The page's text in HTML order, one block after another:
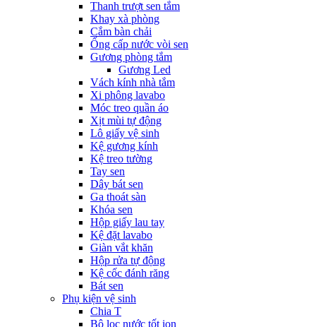
Thanh trượt sen tắm
Khay xà phòng
Cắm bàn chải
Ống cấp nước vòi sen
Gương phòng tắm
Gương Led
Vách kính nhà tắm
Xi phông lavabo
Móc treo quần áo
Xịt mùi tự động
Lô giấy vệ sinh
Kệ gương kính
Kệ treo tường
Tay sen
Dây bát sen
Ga thoát sàn
Khóa sen
Hộp giấy lau tay
Kệ đặt lavabo
Giàn vắt khăn
Hộp rửa tự động
Kệ cốc đánh răng
Bát sen
Phụ kiện vệ sinh
Chia T
Bộ lọc nước tốt ion